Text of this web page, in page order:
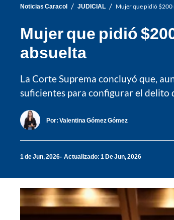
Noticias Caracol / JUDICIAL / Mujer que pidió $200
Mujer que pidió
absuelta
La Corte Suprema concluyó que,
suficientes para configurar el delito
Por: Valentina Gómez Gómez
1 de Jun, 2026 Actualizado: 1 De Jun, 2026